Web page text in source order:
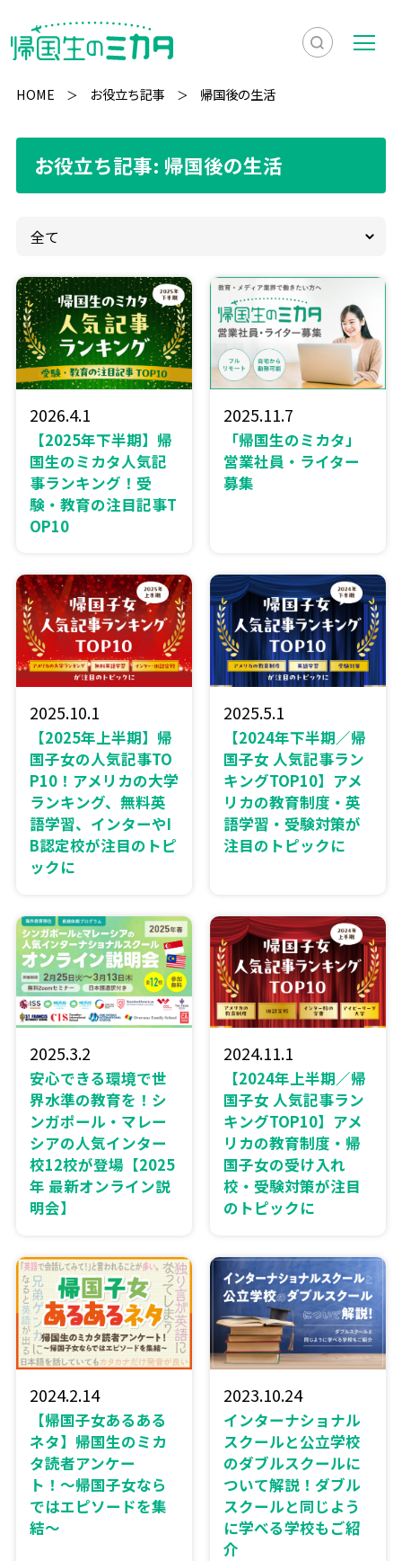
検
表
メ
ー
HOME お役立ち記事 帰国後の生活
お役立ち記事: 帰国後の生活
2026.4.1
【2025年下半期】帰
国生のミカタ人気記
事ランキング！受
験・教育の注目記事T
OP10
2025.11.7
「帰国生のミカタ」
営業社員・ライター
募集
2025.10.1
【2025年上半期】帰
国子女の人気記事TO
P10！アメリカの大学
ランキング、無料英
語学習、インターやI
B認定校が注目のトピ
ックに
2025.5.1
【2024年下半期／帰
国子女 人気記事ラン
キングTOP10】アメ
リカの教育制度・英
語学習・受験対策が
注目のトピックに
2025.3.2
安心できる環境で世
界水準の教育を！シ
ンガポール・マレー
シアの人気インター
校12校が登場【2025
年 最新オンライン説
明会】
2024.11.1
【2024年上半期／帰
国子女 人気記事ラン
キングTOP10】アメ
リカの教育制度・帰
国子女の受け入れ
校・受験対策が注目
のトピックに
2024.2.14
【帰国子女あるある
ネタ】帰国生のミカ
タ読者アンケー
ト！〜帰国子女なら
ではエピソードを集
結〜
2023.10.24
インターナショナル
スクールと公立学校
のダブルスクールに
ついて解説！ダブル
スクールと同じよう
に学べる学校もご紹
介